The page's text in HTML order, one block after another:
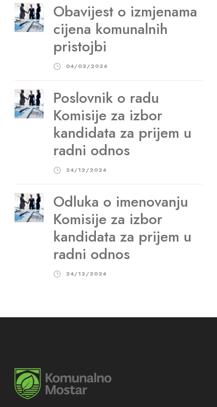
Obavijest o izmjenama
cijena komunalnih
pristojbi
04/02/2026
Poslovnik o radu
Komisije za izbor
kandidata za prijem u
radni odnos
24/12/2024
Odluka o imenovanju
Komisije za izbor
kandidata za prijem u
radni odnos
24/12/2024